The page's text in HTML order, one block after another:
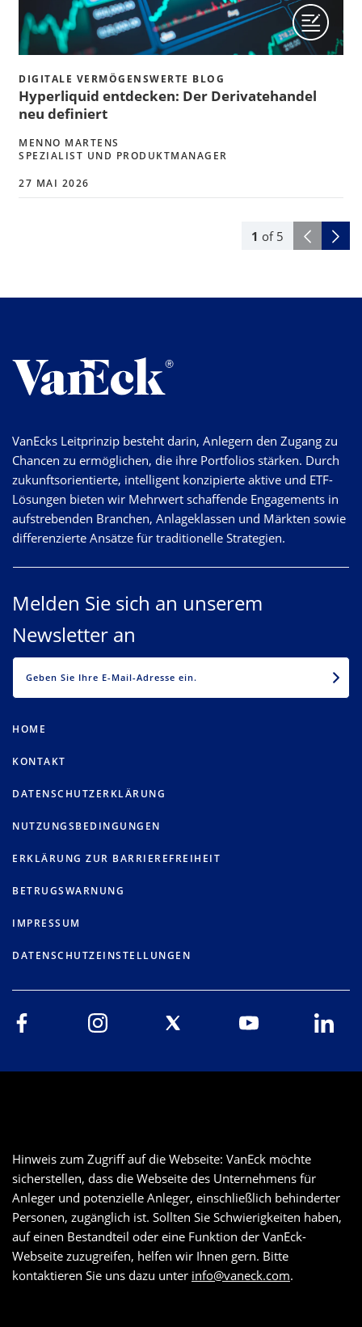
1 of 5
DIGITALE VERMÖGENSWERTE BLOG
Hyperliquid entdecken: Der Derivatehandel
neu definiert
MENNO MARTENS
SPEZIALIST UND PRODUKTMANAGER
27 MAI 2026
VanEcks Leitprinzip besteht darin, Anlegern den Zugang zu
Chancen zu ermöglichen, die ihre Portfolios stärken. Durch
zukunftsorientierte, intelligent konzipierte aktive und ETF-
Lösungen bieten wir Mehrwert schaffende Engagements in
aufstrebenden Branchen, Anlageklassen und Märkten sowie
differenzierte Ansätze für traditionelle Strategien.
Melden Sie sich an unserem
Newsletter an
HOME
KONTAKT
DATENSCHUTZERKLÄRUNG
NUTZUNGSBEDINGUNGEN
ERKLÄRUNG ZUR BARRIEREFREIHEIT
BETRUGSWARNUNG
IMPRESSUM
DATENSCHUTZEINSTELLUNGEN
Hinweis zum Zugriff auf die Webseite: VanEck möchte
sicherstellen, dass die Webseite des Unternehmens für
Anleger und potenzielle Anleger, einschließlich behinderter
Personen, zugänglich ist. Sollten Sie Schwierigkeiten haben,
auf einen Bestandteil oder eine Funktion der VanEck-
Webseite zuzugreifen, helfen wir Ihnen gern. Bitte
kontaktieren Sie uns dazu unter info@vaneck.com.